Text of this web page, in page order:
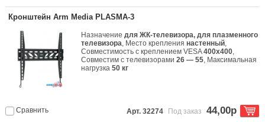
Кронштейн Arm Media PLASMA-3
Назначениедля ЖК-телевизора, для плазменного
телевизора, Место креплениянастенный,
Совместимость с креплением VESA400x400,
Совместим с телевизорами26 — 55, Максимальная
нагрузка50 кг
Сравнить Арт. 32274 Под заказ 44,00р